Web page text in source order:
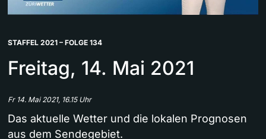
STAFFEL 2021 – FOLGE 134
Freitag, 14. Mai 2021
Fr 14. Mai 2021, 16.15 Uhr
Das aktuelle Wetter und die lokalen Prognosen
aus dem Sendegebiet.